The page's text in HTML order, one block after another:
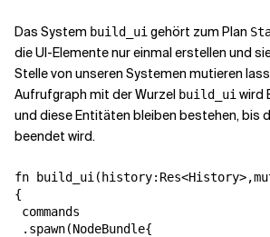
Das System build_ui gehört zum Plan
die UI-Elemente nur einmal erstellen und
Stelle von unseren Systemen mutieren
Aufrufgraph mit der Wurzel build_ui wird
und diese Entitäten bleiben bestehen, bis
beendet wird.
fn build_ui(history:Res<History>,mut
{
commands
.spawn(NodeBundle{